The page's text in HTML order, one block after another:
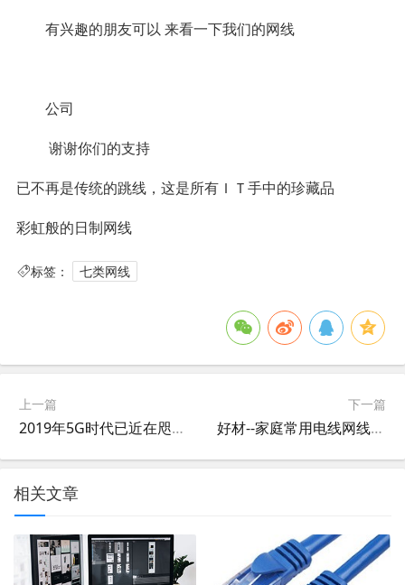
有兴趣的朋友可以 来看一下我们的网线
公司
谢谢你们的支持
已不再是传统的跳线，这是所有ＩＴ手中的珍藏品
彩虹般的日制网线
标签： 七类网线
上一篇
2019年5G时代已近在咫尺，网线和宽带会被彻底淘汰吗？
下一篇
好材--家庭常用电线网线选择技巧及方法
相关文章